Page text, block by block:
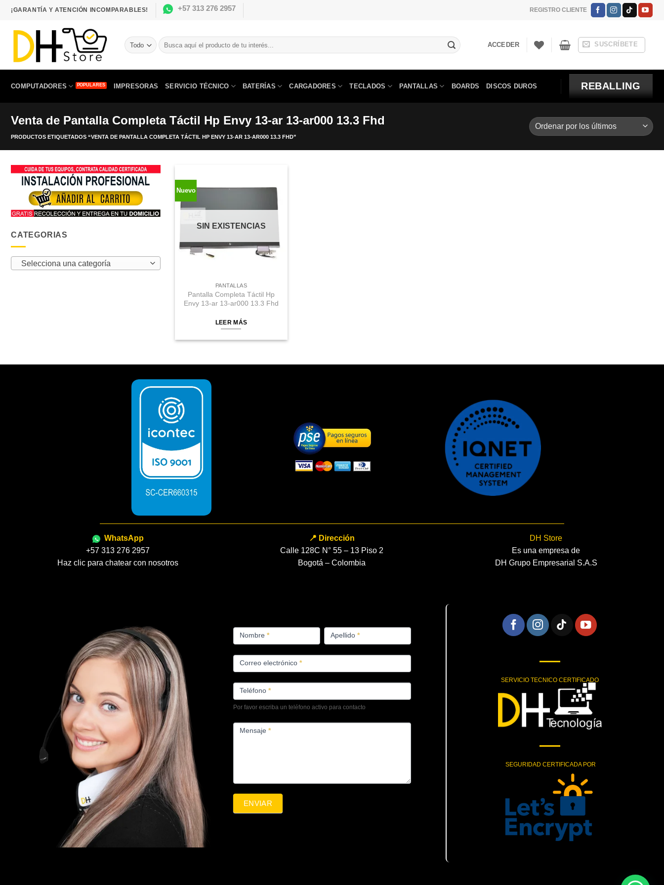
Saltar
contenido
¡GARANTÍA Y ATENCIÓN INCOMPARABLES! +57 313 276 2957 REGISTRO CLIENTE
Buscar
por:
ACCEDER SUSCRÍBETE
COMPUTADORES IMPRESORAS SERVICIO TÉCNICO BATERÍAS CARGADORES TECLADOS PANTALLAS BOARDS DISCOS DUROS REBALLING
Venta de Pantalla Completa Táctil Hp Envy 13-ar 13-ar000 13.3 Fhd
PRODUCTOS ETIQUETADOS “VENTA DE PANTALLA COMPLETA TÁCTIL HP ENVY 13-AR 13-AR000 13.3 FHD”
CATEGORIAS
Selecciona una categoría
Nuevo
Comprar
Despues
SIN EXISTENCIAS
PANTALLAS
Pantalla Completa Táctil Hp
Envy 13-ar 13-ar000 13.3 Fhd
LEER MÁS
WhatsApp
+57 313 276 2957
Haz clic para chatear con nosotros
📍 Dirección
Calle 128C N° 55 – 13 Piso 2
Bogotá – Colombia
DH Store
Es una empresa de
DH Grupo Empresarial S.A.S
PRODUCTOS
Nombre * Apellido *
Correo electrónico *
Teléfono *
Por favor escriba un teléfono activo para contacto
Mensaje *
ENVIAR
SERVICIO TECNICO CERTIFICADO
SEGURIDAD CERTIFICADA POR